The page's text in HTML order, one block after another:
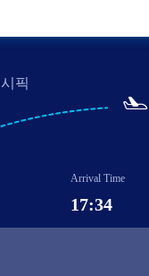
픽

Arrival Time
17:34